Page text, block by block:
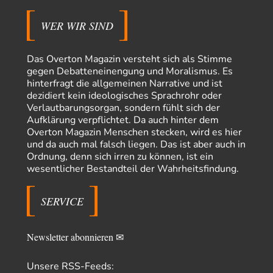
vor 17 Stunden zu:
Absurde Debatte um Ceuta-„Invasion“ durch Marokko
Jetzt versuchen "interessierte Kreise" Georg Restle fertigzumachen, der
in der Ceuta-Angelegenheit von einem "US-israelisch-marokkanischen
Bündnis"…
Theo Noestontovor 18 Stunden zu:
Russische Blockade des Schwarzen Meeres
"Ohne tragfähige Argumentation wirds wohl eher nix mit dem
„mainstraem näherbringen“…" Natürlich nicht! Da haben…
Grottenolmvor 19 Stunden zu:
Die von Selenskij angeordnete 40-Tage-Operation hat den
Krieg weiter eskaliert
Natürlich ist Russland scheinbar zögerlich, inkonsequent, reagiert immer
nur . Aber es ist vielleicht, wie…
Patient 0
vor 1 Tag zu:
> Eine schwammige Kritik, die nicht an der Theorie nachweist, dass die
WER WIR SIND
Das Overton Magazin versteht sich als Stimme
gegen Debatteneinengung und Moralismus. Es
hinterfragt die allgemeinen Narrative und ist
dezidiert kein ideologisches Sprachrohr oder
Verlautbarungsorgan, sondern fühlt sich der
Aufklärung verpflichtet. Da auch hinter dem
Overton Magazin Menschen stecken, wird es hier
und da auch mal falsch liegen. Das ist aber auch in
Ordnung, denn sich irren zu können, ist ein
wesentlicher Bestandteil der Wahrheitsfindung.
SERVICE
Newsletter abonnieren ✉
Unsere RSS-Feeds: